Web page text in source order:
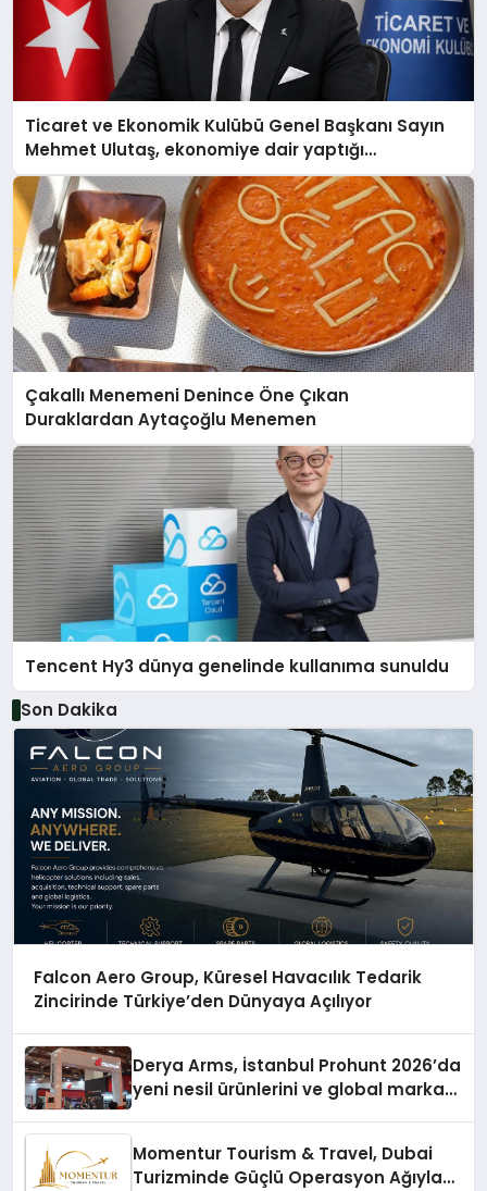
Ticaret ve Ekonomik Kulübü Genel Başkanı Sayın
Mehmet Ulutaş, ekonomiye dair yaptığı
açıklamada şunları kaydetti:
Çakallı Menemeni Denince Öne Çıkan
Duraklardan Aytaçoğlu Menemen
Tencent Hy3 dünya genelinde kullanıma sunuldu
Son Dakika
Falcon Aero Group, Küresel Havacılık Tedarik
Zincirinde Türkiye’den Dünyaya Açılıyor
Derya Arms, İstanbul Prohunt 2026’da
yeni nesil ürünlerini ve global marka
Momentur Tourism & Travel, Dubai
Turizminde Güçlü Operasyon Ağıyla